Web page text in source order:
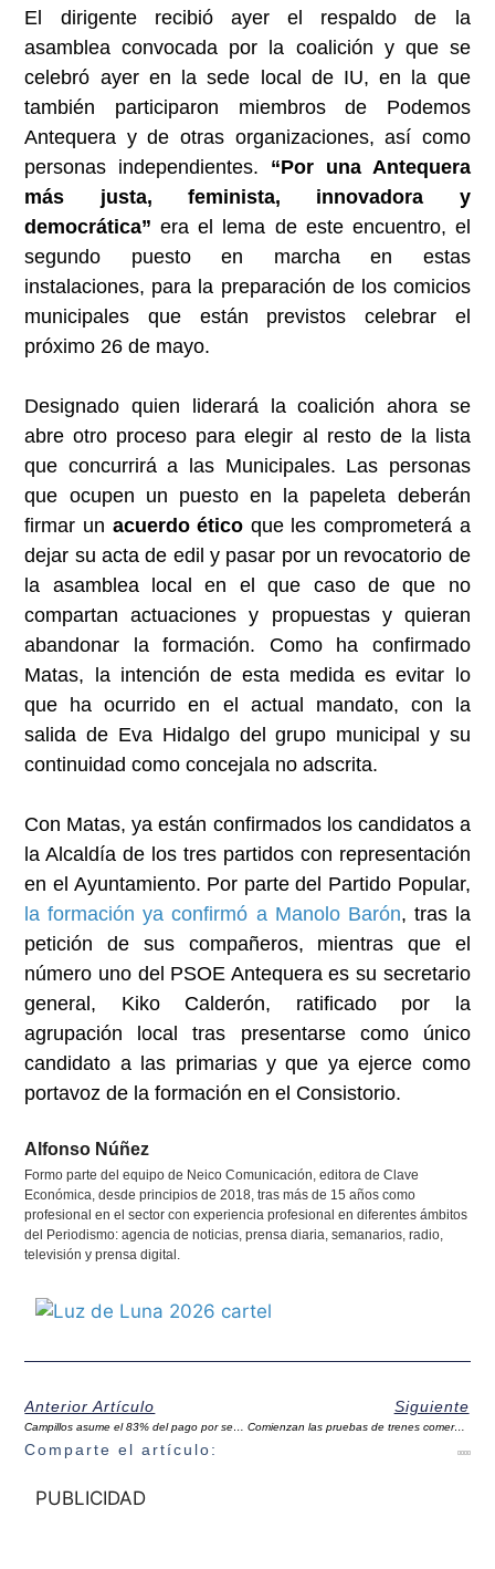
El dirigente recibió ayer el respaldo de la
asamblea convocada por la coalición y que se
celebró ayer en la sede local de IU, en la que
también participaron miembros de Podemos
Antequera y de otras organizaciones, así como
personas independientes. “Por una Antequera
más justa, feminista, innovadora y
democrática” era el lema de este encuentro, el
segundo puesto en marcha en estas
instalaciones, para la preparación de los comicios
municipales que están previstos celebrar el
próximo 26 de mayo.
Designado quien liderará la coalición ahora se
abre otro proceso para elegir al resto de la lista
que concurrirá a las Municipales. Las personas
que ocupen un puesto en la papeleta deberán
firmar un acuerdo ético que les comprometerá a
dejar su acta de edil y pasar por un revocatorio de
la asamblea local en el que caso de que no
compartan actuaciones y propuestas y quieran
abandonar la formación. Como ha confirmado
Matas, la intención de esta medida es evitar lo
que ha ocurrido en el actual mandato, con la
salida de Eva Hidalgo del grupo municipal y su
continuidad como concejala no adscrita.
Con Matas, ya están confirmados los candidatos a
la Alcaldía de los tres partidos con representación
en el Ayuntamiento. Por parte del Partido Popular,
la formación ya confirmó a Manolo Barón, tras la
petición de sus compañeros, mientras que el
número uno del PSOE Antequera es su secretario
general, Kiko Calderón, ratificado por la
agrupación local tras presentarse como único
candidato a las primarias y que ya ejerce como
portavoz de la formación en el Consistorio.
Alfonso Núñez
Formo parte del equipo de Neico Comunicación, editora de Clave
Económica, desde principios de 2018, tras más de 15 años como
profesional en el sector con experiencia profesional en diferentes ámbitos
del Periodismo: agencia de noticias, prensa diaria, semanarios, radio,
televisión y prensa digital.
Anterior Artículo Siguiente
Comienzan las pruebas de trenes comerciales de AVE entre Granada y Antequera
Comparte el artículo:
PUBLICIDAD